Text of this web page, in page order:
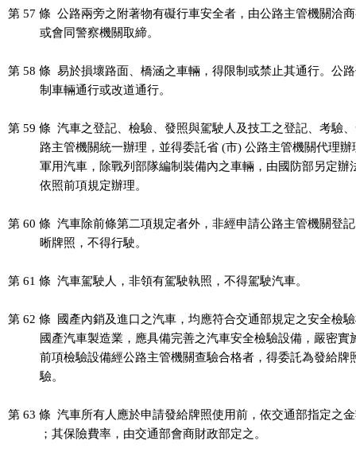
第 57 條  公路兩旁之附著物有礙行車安全者，由公路主管機關洽
          或會同警察機關取締。
第 58 條  易於損壞路面、橋涵之車輛，得限制或禁止其通行。公
          制車輛通行或改道通行。
第 59 條  汽車之登記、檢驗、發照與駕駛人及技工之登記、考驗
路主管機關統一辦理，並得委託省 (市) 公路主管機關代理
軍用汽車，除戰列部隊編制裝備內之車輛，由國防部另定
          依照前項規定辦理。
第 60 條  汽車除前條第二項規定者外，非經申請公路主管機關登
          晰牌照，不得行駛。
第 61 條  汽車駕駛人，非領有駕駛執照，不得駕駛汽車。
第 62 條  國產內銷及進口之汽車，均應符合交通部規定之安全檢
國產汽車製造業，應具備完善之汽車安全檢驗設備，嚴密
前項檢驗設備經公路主管機關查驗合格者，得委託為發給
          驗。
第 63 條  汽車所有人應於申請發給牌照使用前，依交通部指定之
          ；其保險費率，由交通部會商財政部定之。